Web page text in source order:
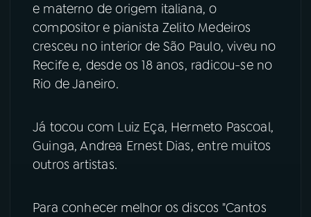
07ÚLTIMAS
PRÊMIO RÁDIO MEC
ACOMPANHE A RÁDIO MEC
e materno de origem italiana, o
compositor e pianista Zelito Medeiros
cresceu no interior de São Paulo, viveu no
Recife e, desde os 18 anos, radicou-se no
Rio de Janeiro.
Já tocou com Luiz Eça, Hermeto Pascoal,
Guinga, Andrea Ernest Dias, entre muitos
outros artistas.
Para conhecer melhor os discos "Cantos